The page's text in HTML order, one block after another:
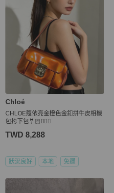
Chloé
CHLOE蔻依亮金橙色金釦拼牛皮相機
包挎下包🤵🏻🤵🏼‍♀️
TWD 8,288
狀況良好 本地 免運